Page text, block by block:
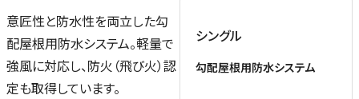
意匠性と防水性を両立した勾
配屋根用防水システム。軽量で
強風に対応し、防火（飛び火）認
定も取得しています。
シングル
勾配屋根用防水システム